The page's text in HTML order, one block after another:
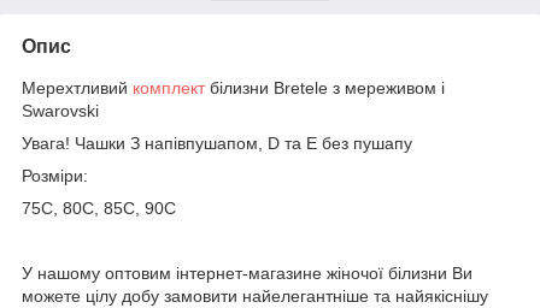
Опис
Мерехтливий комплектбілизни Bretele з мереживом і
Swarovski
Увага! Чашки З напівпушапом, D та Е без пушапу
Розміри:
75С, 80C, 85C, 90C
У нашому оптовим інтернет-магазине жіночої білизни Ви
можете цілу добу замовити найелегантніше та найякіснішу